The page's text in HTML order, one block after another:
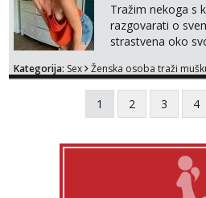
Tražim nekoga s
razgovarati o
strastvena oko
Voljela bi naci
samo s
ispod i nadji me
Kategorija: Sex Ženska osoba traži
1 2 3 4